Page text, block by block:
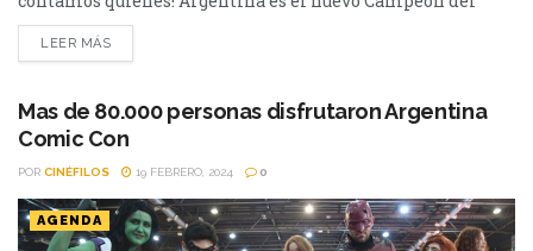
Mundo. De la mano de Leo Messi y de la selección
argentina, el pasado 18 de diciembre Argentina venció a
Sin importar la nacionalidad,...
LEER MÁS
Mas de 80.000 personas disfrutaron Argentina
Comic Con
POR CINÉFILOS 19 FEBRERO, 2024 0
AGENDA